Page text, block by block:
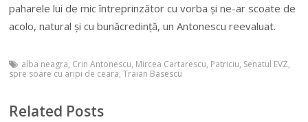
paharele lui de mic întreprinzător cu vorba și ne-ar scoate de
acolo, natural și cu bunăcredință, un Antonescu reevaluat.
alba neagra, Crin Antonescu, Mircea Cartarescu, Patriciu, Senatul EVZ,
spre soare cu aripi de ceara,Traian Basescu
Related Posts